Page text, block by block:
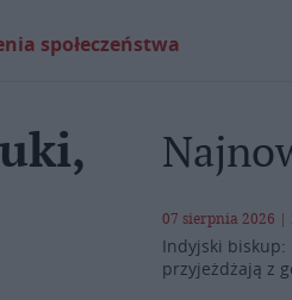
społeczeństwa
07 sierpnia 2026 |
Indyjski
przyjeżdżają z